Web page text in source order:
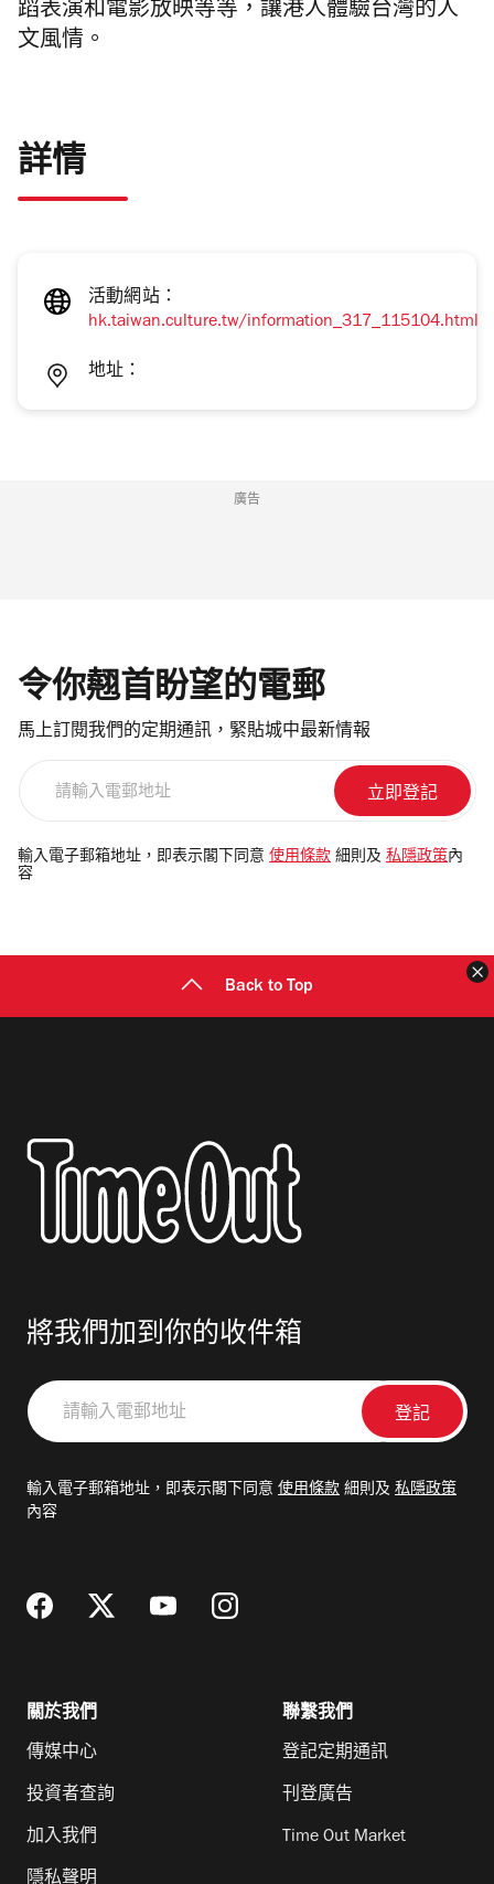
蹈表演和電影放映等等，讓港人體驗台灣的人
文風情。
詳情
活動網站：
hk.taiwan.culture.tw/information_317_115104.html
地址：
廣告
令你翹首盼望的電郵
馬上訂閱我們的定期通訊，緊貼城中最新情報
電
郵
輸入電子郵箱地址，即表示閣下同意 使用條款 細則及 私隱政策 內
容
Back to Top
將我們加到你的收件箱
請
輸
郵
輸入電子郵箱地址，即表示閣下同意 使用條款 細則及 私隱政策
內容
關於我們
傳媒中心
投資者查詢
加入我們
隱私聲明
聯繫我們
登記定期通訊
刊登廣告
Time Out Market